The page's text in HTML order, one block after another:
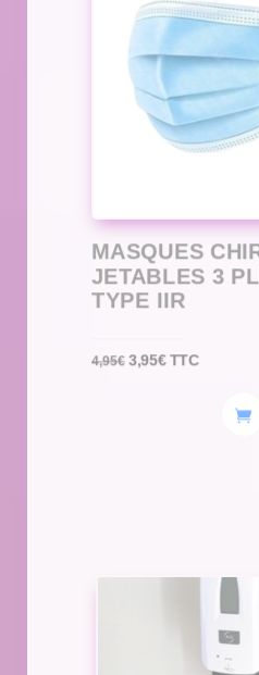
MASQUES
JETABLES 3
TYPE IIR
4,95€ Le
3,95€Le
TTC